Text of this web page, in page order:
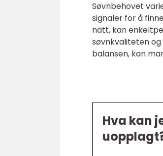
Søvnbehovet
signaler for å
natt, kan
søvnkvaliteten
balansen, kan
Hva kan